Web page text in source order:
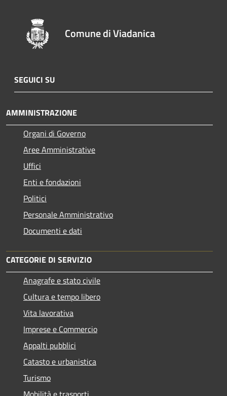
Comune di Viadanica
SEGUICI SU
AMMINISTRAZIONE
Organi di Governo
Aree Amministrative
Uffici
Enti e fondazioni
Politici
Personale Amministrativo
Documenti e dati
CATEGORIE DI SERVIZIO
Anagrafe e stato civile
Cultura e tempo libero
Vita lavorativa
Imprese e Commercio
Appalti pubblici
Catasto e urbanistica
Turismo